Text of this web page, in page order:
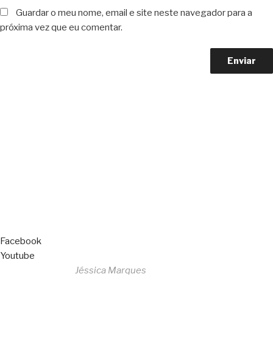
Guardar o meu nome, email e site neste navegador para a
próxima vez que eu comentar.
Facebook
Youtube
Jéssica Marques